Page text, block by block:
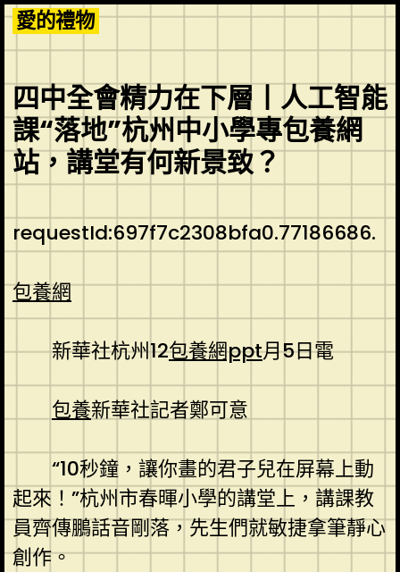
Skip
to
content
愛的禮物
四中全會精力在下層丨人工智能
課“落地”杭州中小學專包養網
站，講堂有何新景致？
requestId:697f7c2308bfa0.77186686.
包養網
新華社杭州12包養網ppt月5日電
包養新華社記者鄭可意
“10秒鐘，讓你畫的君子兒在屏幕上動
起來！”杭州市春暉小學的講堂上，講課教
員齊傳鵬話音剛落，先生們就敏捷拿筆靜心
創作。